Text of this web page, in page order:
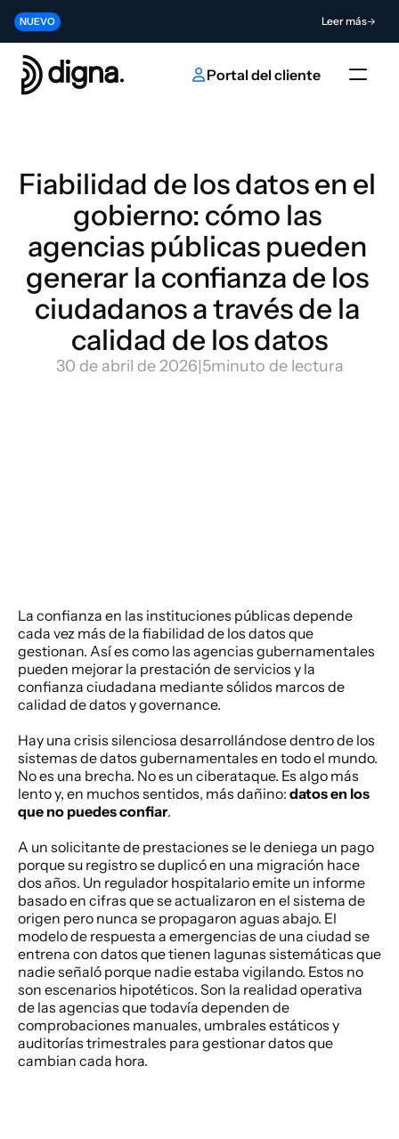
NUEVO Leer más
Lanzamiento 2026.06 - Llevando la Data Observability a su código
NUEVOContribuya al futuro de la innovación en IA y datos
Portal del cliente
Fiabilidad de los datos en el
gobierno: cómo las
agencias públicas pueden
generar la confianza de los
ciudadanos a través de la
calidad de los datos
30 de abril de 2026|5minuto de lectura
La confianza en las instituciones públicas depende
cada vez más de la fiabilidad de los datos que
gestionan. Así es como las agencias gubernamentales
pueden mejorar la prestación de servicios y la
confianza ciudadana mediante sólidos marcos de
calidad de datos y governance.
Hay una crisis silenciosa desarrollándose dentro de los
sistemas de datos gubernamentales en todo el mundo.
No es una brecha. No es un ciberataque. Es algo más
lento y, en muchos sentidos, más dañino: datos en los
que no puedes confiar.
A un solicitante de prestaciones se le deniega un pago
porque su registro se duplicó en una migración hace
dos años. Un regulador hospitalario emite un informe
basado en cifras que se actualizaron en el sistema de
origen pero nunca se propagaron aguas abajo. El
modelo de respuesta a emergencias de una ciudad se
entrena con datos que tienen lagunas sistemáticas que
nadie señaló porque nadie estaba vigilando. Estos no
son escenarios hipotéticos. Son la realidad operativa
de las agencias que todavía dependen de
comprobaciones manuales, umbrales estáticos y
auditorías trimestrales para gestionar datos que
cambian cada hora.